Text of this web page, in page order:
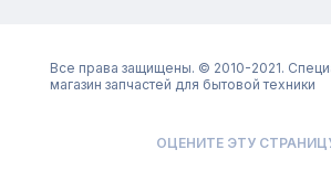
Все права защищены. © 2010-2021.
магазин запчастей для бытовой техники
ОЦЕНИТЕ ЭТУ